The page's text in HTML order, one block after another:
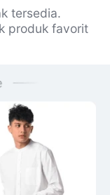
tersedia.
produk favorit